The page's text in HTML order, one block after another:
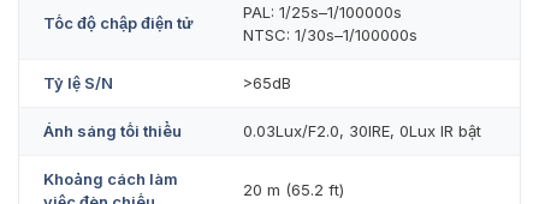
Tốc độ chập điện tử
PAL: 1/25s–1/100000s
NTSC: 1/30s–1/100000s
Tỷ lệ S/N >65dB
Ánh sáng tối thiểu 0.03Lux/F2.0, 30IRE, 0Lux IR bật
Khoảng cách làm
20 m (65.2 ft)